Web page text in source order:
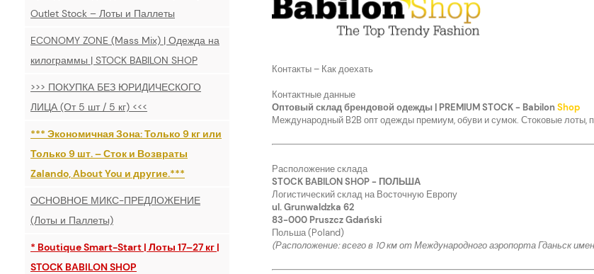
Outlet Stock – Лоты и Паллеты
ECONOMY ZONE (Mass Mix) | Одежда на
килограммы | STOCK BABILON SHOP
>>> ПОКУПКА БЕЗ ЮРИДИЧЕСКОГО
ЛИЦА (От 5 шт / 5 кг) <<<
*** Экономичная Зона: Только 9 кг или
Только 9 шт. – Сток и Возвраты
Zalando, About You и другие.***
ОСНОВНОЕ МИКС-ПРЕДЛОЖЕНИЕ
(Лоты и Паллеты)
* Boutique Smart-Start | Лоты 17–27 кг |
STOCK BABILON SHOP
Контакты – Как доехать
Контактные данные
Оптовый склад брендовой одежды | PREMIUM STOCK - Babilon Shop
Международный B2B опт одежды премиум, обуви и сумок. Стоковые лоты,
Расположение склада
STOCK BABILON SHOP - ПОЛЬША
Логистический склад на Восточную Европу
ul. Grunwaldzka 62
83-000 Pruszcz Gdański
Польша (Poland)
(Расположение: всего в 10 км от Международного аэропорта Гданьск